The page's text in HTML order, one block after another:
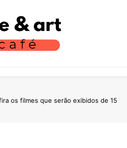
os filmes que serão exibidos de 15